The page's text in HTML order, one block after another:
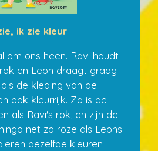
ik zie kleur
om ons heen. Ravi houdt
en Leon draagt graag
de kleding van de
ook kleurrijk. Zo is de
als Ravi's rok, en zijn de
net zo roze als Leons
dezelfde kleuren